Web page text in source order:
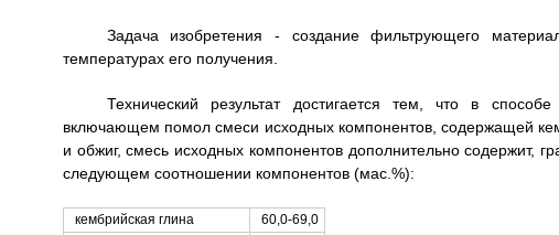
Задача изобретения - создание фильтрующего
температурах его получения.
Технический результат достигается тем, что в
включающем помол смеси исходных компонентов, содержащей
и обжиг, смесь исходных компонентов дополнительно содержит,
следующем соотношении компонентов (мас.%):
кембрийская глина
60,0-69,0